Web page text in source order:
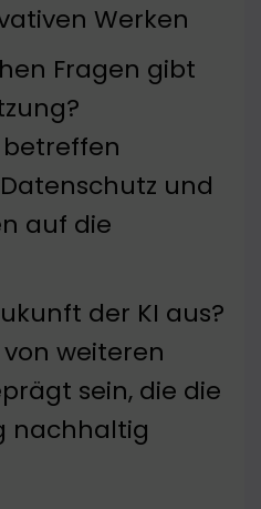
Werken
Fragen gibt
betreffen
und
auf die
der KI aus?
weiteren
sein, die die
nachhaltig